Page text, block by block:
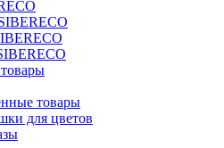
товары
для цветов